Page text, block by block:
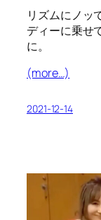
リズムにノッ
ディーに乗せ
に。
(more…)
2021-12-14